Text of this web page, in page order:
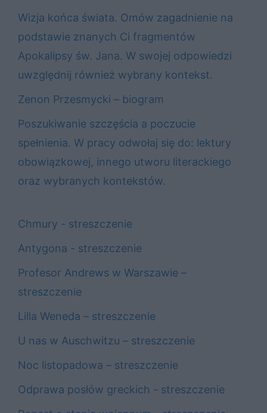
Wizja końca świata. Omów zagadnienie na
podstawie znanych Ci fragmentów
Apokalipsy św. Jana. W swojej odpowiedzi
uwzględnij również wybrany kontekst.
Zenon Przesmycki – biogram
Poszukiwanie szczęścia a poczucie
spełnienia. W pracy odwołaj się do: lektury
obowiązkowej, innego utworu literackiego
oraz wybranych kontekstów.
Chmury - streszczenie
Antygona - streszczenie
Profesor Andrews w Warszawie –
streszczenie
Lilla Weneda – streszczenie
U nas w Auschwitzu – streszczenie
Noc listopadowa – streszczenie
Odprawa posłów greckich - streszczenie